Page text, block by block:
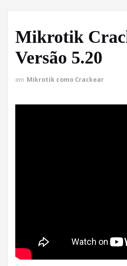
Mikrotik
Versão 5.20
em Mikrotik como Crackear